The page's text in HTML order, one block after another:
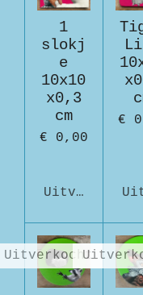
1
slokj
e
10x10
x0,3
cm
€ 0,00
Uitverkocht
€
Uitverkocht